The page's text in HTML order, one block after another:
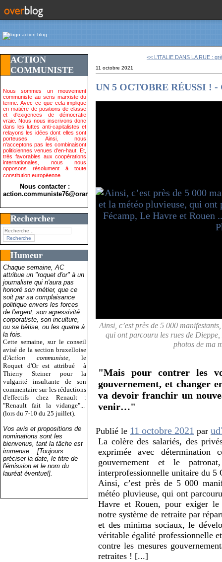
ACTION
COMMUNISTE
Nous sommes un mouvement
communiste au sens marxiste du
terme. Avec ce que cela implique
en matière de positions de classe
et d'exigences de démocratie
vraie. Nous nous inscrivons donc
dans les luttes anti-capitalistes et
relayons les idées dont elles sont
porteuses. Ainsi, nous
n'acceptons pas les combinaisont
politiciennes venues d'en-haut. Et,
très favorables aux coopérations
internationales, nous nous
opposons résolument à toute
constitution européenne.
Nous contacter :
action.communiste76@orange.fr>
Rechercher
Humeur
Chaque semaine, AC
attribue un "roquet d'or" à un
journaliste qui n'aura pas
honoré son métier, que ce
soit par sa complaisance
politique envers les forces
de l'argent, son agressivité
corporatiste, son inculture,
ou sa bêtise, ou les quatre à
la fois.
Cette semaine, sur le conseil
avisé de la section bruxelloise
d'Action communiste , le
Roquet d'Or est attribué
à
Thierry Steiner pour la
vulgarité insultante de son
commentaire sur les réductions
d'effectifs chez Renault :
"Renault fait la vidange"...
(lors du 7-10 du 25 juillet).
Vos avis et propositions de
nominations sont les
bienvenus, tant la tâche est
immense... [Toujours
préciser la date, le titre de
l'émission et le nom du
lauréat éventuel].
<< L’ITALIE DANS LA RUE :
11 octobre 2021
UN 5 OCTOBRE RÉUSSI !
Ainsi, c’est près de 5 000
qui ont parcouru les rues de
photos de ma
"Mais pour contrer les
gouvernement, et changer
va devoir franchir un
venir…"
Publié le 11 octobre 2021 par
La colère des salariés, des
exprimée avec
gouvernement et le
interprofessionnelle unitaire du 5
Ainsi, c’est près de 5 000
météo pluvieuse, qui ont
Havre et Rouen, pour exiger
notre système de retraite par
et des minima sociaux, le
véritable égalité professionnelle
contre les mesures
retraites ! [...]